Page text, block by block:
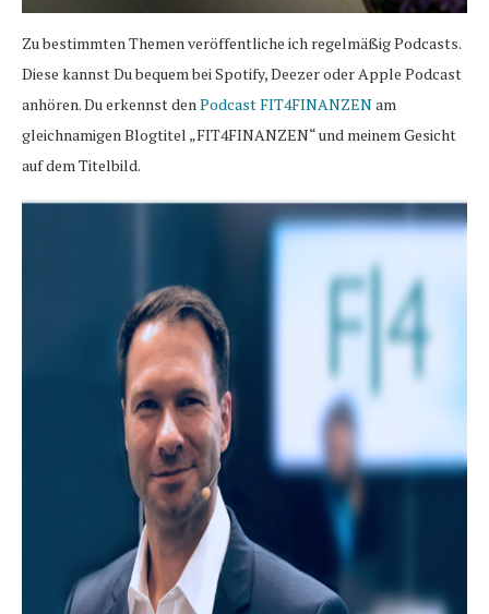
Zu bestimmten Themen veröffentliche ich regelmäßig Podcasts.
Diese kannst Du bequem bei Spotify, Deezer oder Apple Podcast
anhören. Du erkennst den Podcast FIT4FINANZENam
gleichnamigen Blogtitel „FIT4FINANZEN“ und meinem Gesicht
auf dem Titelbild.